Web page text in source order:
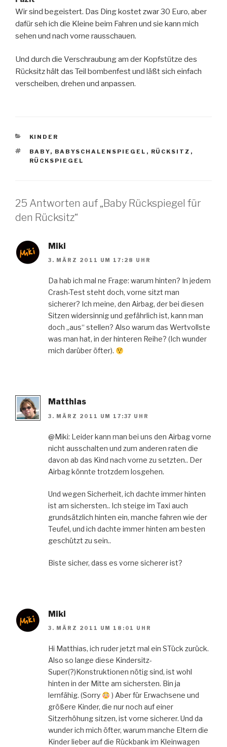
Wir sind begeistert. Das Ding kostet zwar 30 Euro, aber
dafür seh ich die Kleine beim Fahren und sie kann mich
sehen und nach vorne rausschauen.
Und durch die Verschraubung am der Kopfstütze des
Rücksitz hält das Teil bombenfest und läßt sich einfach
verscheiben, drehen und anpassen.
KATEGORIEN
KINDER
SCHLAGWÖRTER
BABY, BABYSCHALENSPIEGEL , RÜCKSITZ ,
RÜCKSPIEGEL
25 Antworten auf „Baby Rückspiegel für
den Rücksitz“
Miki
3. MÄRZ 2011 UM 17:28 UHR
Da hab ich mal ne Frage: warum hinten? In jedem
Crash-Test steht doch, vorne sitzt man
sicherer? Ich meine, den Airbag, der bei diesen
Sitzen widersinnig und gefährlich ist, kann man
doch „aus“ stellen? Also warum das Wertvollste
was man hat, in der hinteren Reihe? (Ich wunder
mich darüber öfter).
Matthias
3. MÄRZ 2011 UM 17:37 UHR
@Miki: Leider kann man bei uns den Airbag vorne
nicht ausschalten und zum anderen raten die
davon ab das Kind nach vorne zu setzten.. Der
Airbag könnte trotzdem losgehen.
Und wegen Sicherheit, ich dachte immer hinten
ist am sichersten.. Ich steige im Taxi auch
grundsätzlich hinten ein, manche fahren wie der
Teufel, und ich dachte immer hinten am besten
geschützt zu sein..
Biste sicher, dass es vorne sicherer ist?
Miki
3. MÄRZ 2011 UM 18:01 UHR
Hi Matthias, ich ruder jetzt mal ein STück zurück.
Also so lange diese Kindersitz-
Super(?)Konstruktionen nötig sind, ist wohl
hinten in der Mitte am sichersten. Bin ja
lernfähig. (Sorry
) Aber für Erwachsene und
größere Kinder, die nur noch auf einer
Sitzerhöhung sitzen, ist vorne sicherer. Und da
wunder ich mich öfter, warum manche Eltern die
Kinder lieber auf die Rückbank im Kleinwagen